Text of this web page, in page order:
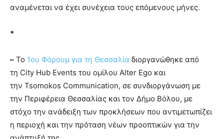
αναμένεται να έχει συνέχεια τους επόμενους μήνες.
*
– Το 1ου Φόρουμ για τη Θεσσαλία διοργανώθηκε από
τη City Hub Events του ομίλου Alter Ego και
την Tsomokos Communication, σε συνδιοργάνωση με
την Περιφέρεια Θεσσαλίας και τον Δήμο Βόλου, με
στόχο την ανάδειξη των προκλήσεων που αντιμετωπίζει
η περιοχή και την πρόταση νέων προοπτικών για την